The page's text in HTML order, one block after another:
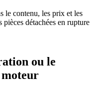
le contenu, les prix et les
détachées en rupture
ou le
moteur